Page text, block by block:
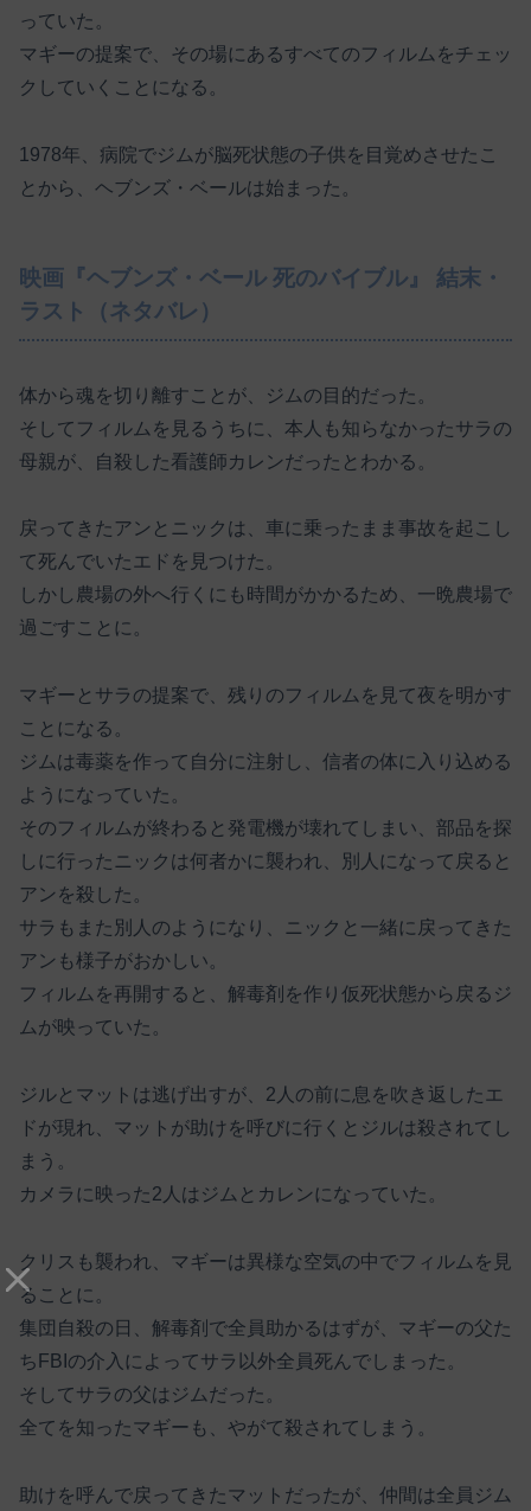
っていた。
マギーの提案で、その場にあるすべてのフィルムをチェッ
クしていくことになる。
1978年、病院でジムが脳死状態の子供を目覚めさせたこ
とから、ヘブンズ・ベールは始まった。
映画『ヘブンズ・ベール 死のバイブル』 結末・
ラスト（ネタバレ）
体から魂を切り離すことが、ジムの目的だった。
そしてフィルムを見るうちに、本人も知らなかったサラの
母親が、自殺した看護師カレンだったとわかる。
戻ってきたアンとニックは、車に乗ったまま事故を起こし
て死んでいたエドを見つけた。
しかし農場の外へ行くにも時間がかかるため、一晩農場で
過ごすことに。
マギーとサラの提案で、残りのフィルムを見て夜を明かす
ことになる。
ジムは毒薬を作って自分に注射し、信者の体に入り込める
ようになっていた。
そのフィルムが終わると発電機が壊れてしまい、部品を探
しに行ったニックは何者かに襲われ、別人になって戻ると
アンを殺した。
サラもまた別人のようになり、ニックと一緒に戻ってきた
アンも様子がおかしい。
フィルムを再開すると、解毒剤を作り仮死状態から戻るジ
ムが映っていた。
ジルとマットは逃げ出すが、2人の前に息を吹き返したエ
ドが現れ、マットが助けを呼びに行くとジルは殺されてし
まう。
カメラに映った2人はジムとカレンになっていた。
クリスも襲われ、マギーは異様な空気の中でフィルムを見
ることに。
集団自殺の日、解毒剤で全員助かるはずが、マギーの父た
ちFBIの介入によってサラ以外全員死んでしまった。
そしてサラの父はジムだった。
全てを知ったマギーも、やがて殺されてしまう。
助けを呼んで戻ってきたマットだったが、仲間は全員ジム